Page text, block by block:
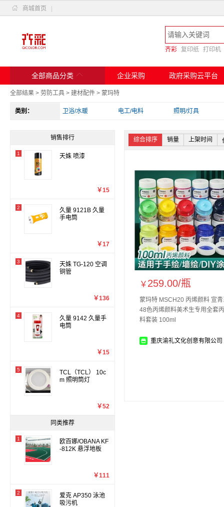
 商城首页
齐彩 复印纸 打印机
全部商品分类  企业采购 政府采购云平台
全部结果 > 劳防工具 > 建材配件 > 蒙玛特
类别： 卫浴/水暖 电工/电料 照明/灯具
销售排行
1 天姝 喷漆
￥15
2
久量 9121B 久量
手电筒
￥17
3
天姝 TG-120 空调
铜管
￥136
4
久量 9142 久量手
电筒
￥15
5
TCL（TCL） 10c
m 照明筒灯
￥52
同类推荐
1
欧百娜/OBANA KF
-812K 悬浮地板
￥111
2
爱克 AP350 泳池
吸污机
综合排序 销量 上架时间
￥ 259.00/瓶
蒙玛特 MSCH20 丙烯颜料 宣
48色丙烯颜料美术生专用全套
料套装 100ml
重庆渝礼文化创意有限公司